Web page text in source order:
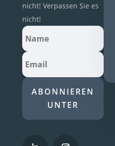
nicht! Verpassen Sie es
nicht!
ABONNIEREN
UNTER